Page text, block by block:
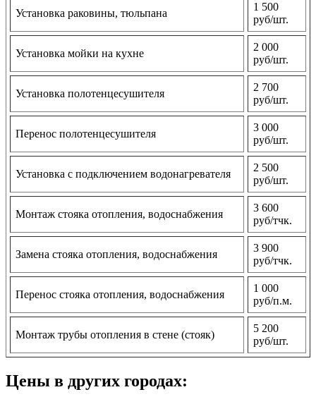
Установка раковины, тюльпана
1 500
руб/шт.
Установка мойки на кухне
2 000
руб/шт.
Установка полотенцесушителя
2 700
руб/шт.
Перенос полотенцесушителя
3 000
руб/шт.
Установка с подключением водонагревателя
2 500
руб/шт.
Монтаж стояка отопления, водоснабжения
3 600
руб/тчк.
Замена стояка отопления, водоснабжения
3 900
руб/тчк.
Перенос стояка отопления, водоснабжения
1 000
руб/п.м.
Монтаж трубы отопления в стене (стояк)
5 200
руб/шт.
Цены в других городах: